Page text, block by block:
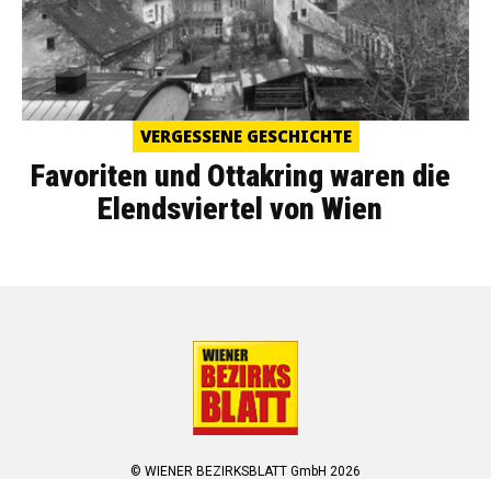
VERGESSENE GESCHICHTE
Favoriten und Ottakring waren die
Elendsviertel von Wien
© WIENER BEZIRKSBLATT GmbH 2026